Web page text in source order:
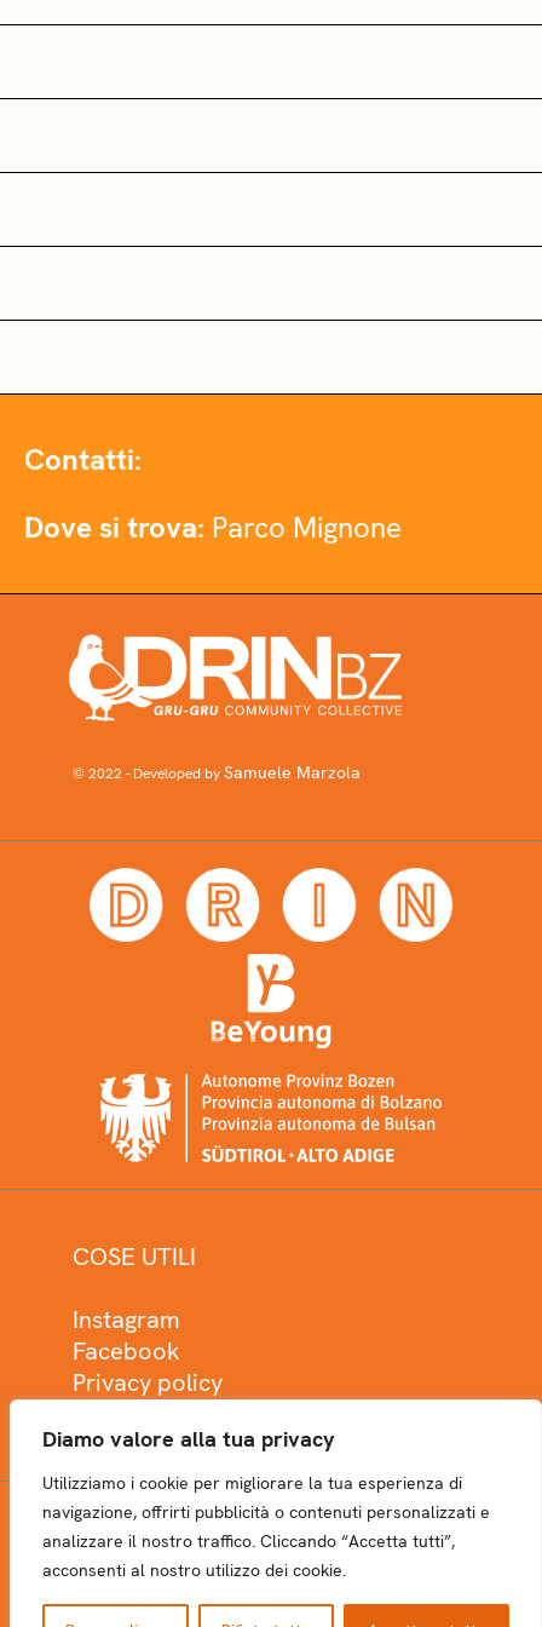
Diamo valore alla tua privacy
Utilizziamo i cookie per migliorare la tua esperienza di
navigazione, offrirti pubblicità o contenuti personalizzati e
analizzare il nostro traffico. Cliccando “Accetta tutti”,
acconsenti al nostro utilizzo dei cookie.
Contatti:
Dove si trova: Parco Mignone
© 2022 - Developed bySamuele Marzola
COSE UTILI
Instagram
Facebook
Privacy policy
NEWSLETTER